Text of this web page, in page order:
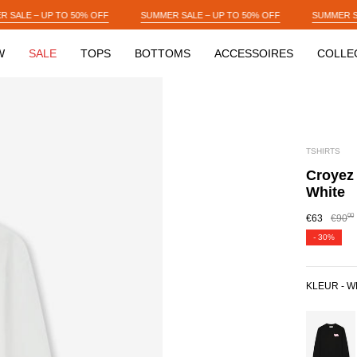
SUMMER SALE – UP TO 50% OFF SUMMER SALE – UP TO 50% OFF
SALE TOPS BOTTOMS ACCESSOIRES
TSHIRTS
Croyez
White
€63 €9000
- 30%
KLEUR -
BLACK